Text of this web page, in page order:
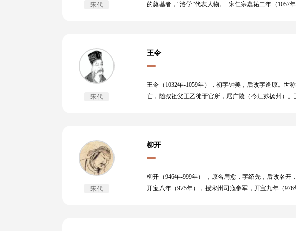
宋代
的奠基者，“洛学”代表人物。 宋仁宗嘉祐二年（1057
与程颐的著作合编为《二程全书》。 程颢既是宋代理
宋代
王令
王令（1032年-1059年），初字钟美，后改字逢原。世
亡，随叔祖父王乙徙于官所，居广陵（今江苏扬州）
宋代
柳开
柳开（946年-999年） ，原名肩愈，字绍先，后改名
开宝八年（975年），授宋州司寇参军，开宝九年（